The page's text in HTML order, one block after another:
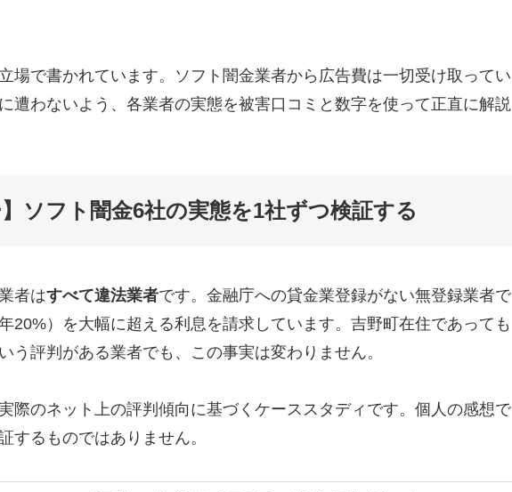
場で書かれています。ソフト闇金業者から広告費は一切受け取ってい
遭わないよう、各業者の実態を被害口コミと数字を使って正直に解説
】ソフト闇金6社の実態を1社ずつ検証する
者はすべて違法業者です。金融庁への貸金業登録がない無登録業者で
20%）を大幅に超える利息を請求しています。吉野町在住であっても
う評判がある業者でも、この事実は変わりません。
際のネット上の評判傾向に基づくケーススタディです。個人の感想で
するものではありません。